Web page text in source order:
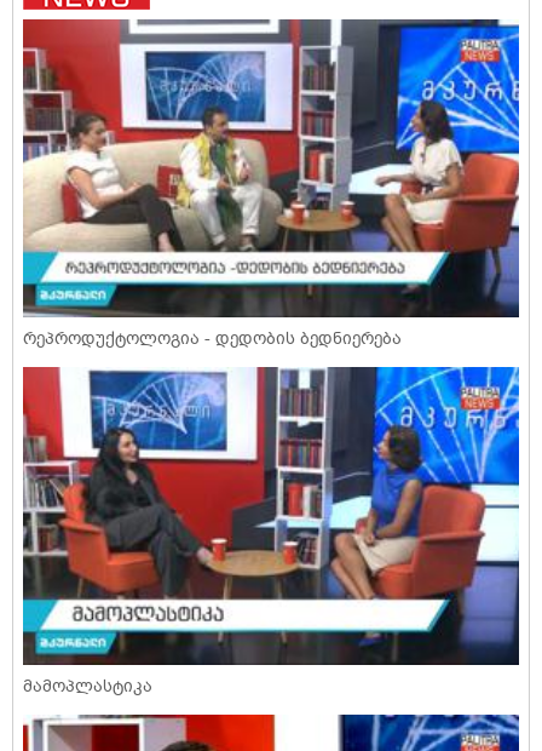
რეპროდუქტოლოგია - დედობის ბედნიერება
მამოპლასტიკა